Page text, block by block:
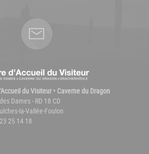
du Visiteur • Caverne du Dragon
Dames - RD 18 CD
la-Vallée-Foulon
25 14 18